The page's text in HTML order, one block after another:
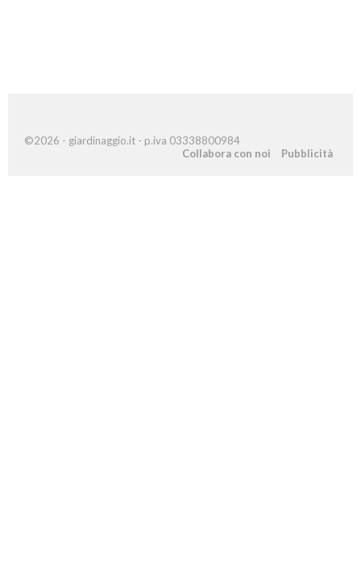
©2026 - giardinaggio.it - p.iva 03338800984
Collabora con noi
Pubblicità